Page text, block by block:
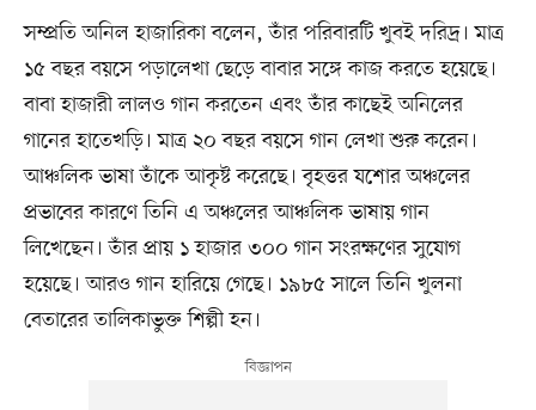
সম্প্রতি অনিল হাজারিকা বলেন, তাঁর পরিবারটি খুবই দরিদ্র। মাত্র
১৫ বছর বয়সে পড়ালেখা ছেড়ে বাবার সঙ্গে কাজ করতে হয়েছে।
বাবা হাজারী লালও গান করতেন এবং তাঁর কাছেই অনিলের
গানের হাতেখড়ি। মাত্র ২০ বছর বয়সে গান লেখা শুরু করেন।
আঞ্চলিক ভাষা তাঁকে আকৃষ্ট করেছে। বৃহত্তর যশোর অঞ্চলের
প্রভাবের কারণে তিনি এ অঞ্চলের আঞ্চলিক ভাষায় গান
লিখেছেন। তাঁর প্রায় ১ হাজার ৩০০ গান সংরক্ষণের সুযোগ
হয়েছে। আরও গান হারিয়ে গেছে। ১৯৮৫ সালে তিনি খুলনা
বেতারের তালিকাভুক্ত শিল্পী হন।